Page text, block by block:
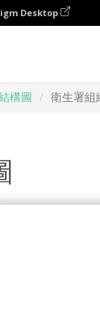
Desktop
構圖 衛生署組